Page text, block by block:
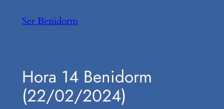
Ser Benidorm
Hora 14 Benidorm
(22/02/2024)